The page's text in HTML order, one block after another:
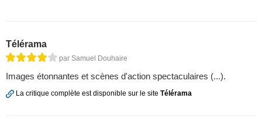
Télérama
par Samuel Douhaire
Images étonnantes et scènes d'action spectaculaires (...).
La critique complète est disponible sur le site Télérama